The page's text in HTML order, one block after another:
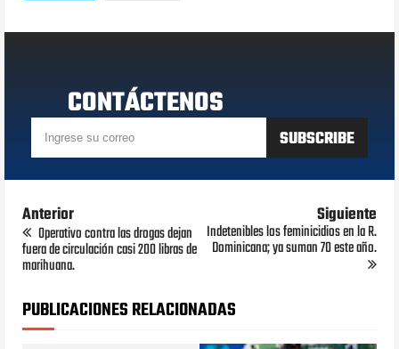
CONTÁCTENOS
Anterior
Operativo contra las drogas dejan
fuera de circulación casi 200 libras de
marihuana.
Siguiente
Indetenibles los feminicidios en la R.
Dominicana; ya suman 70 este año.
PUBLICACIONES RELACIONADAS